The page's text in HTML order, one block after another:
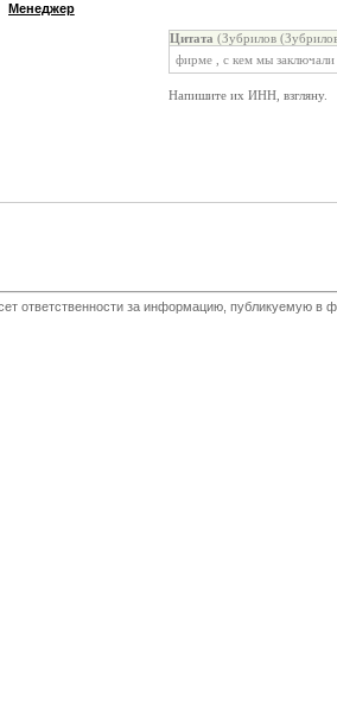
Менеджер
Цитата (Зубрилов
фирме , с кем мы заключали
Напишите их ИНН, взгляну.
ответственности за информацию, публикуемую